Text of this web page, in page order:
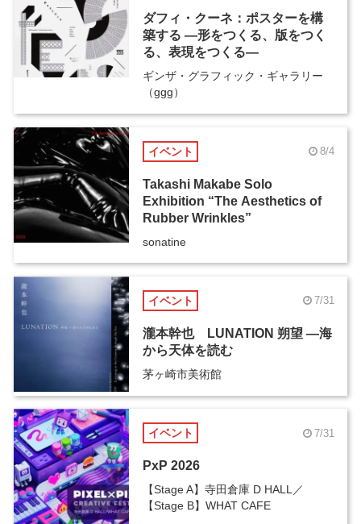
ダフィ・クーネ：ポスターを構
築する ―形をつくる、版をつく
る、表現をつくる―
ギンザ・グラフィック・ギャラリー
（ggg）
イベント 8/4
Takashi Makabe Solo
Exhibition “The Aesthetics of
Rubber Wrinkles”
sonatine
イベント 7/31
瀧本幹也 LUNATION 朔望 ―海
から天体を読む
茅ヶ崎市美術館
イベント 7/31
PxP 2026
【Stage A】寺田倉庫 D HALL／
【Stage B】WHAT CAFE